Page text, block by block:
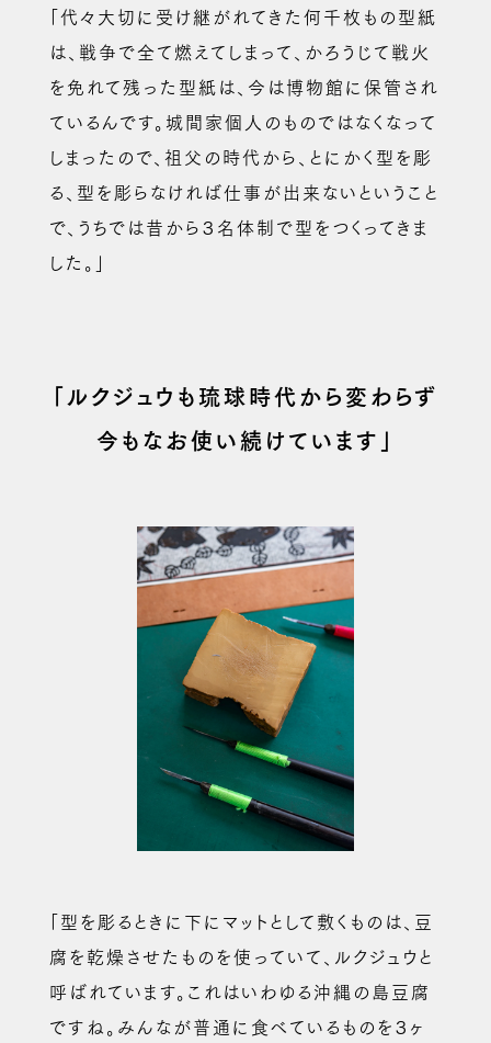
「代々大切に受け継がれてきた何千枚もの型紙
は、戦争で全て燃えてしまって、かろうじて戦火
を免れて残った型紙は、今は博物館に保管され
ているんです。城間家個人のものではなくなって
しまったので、祖父の時代から、とにかく型を彫
る、型を彫らなければ仕事が出来ないということ
で、うちでは昔から３名体制で型をつくってきま
した。」
「ルクジュウも琉球時代から変わらず
今もなお使い続けています」
「型を彫るときに下にマットとして敷くものは、豆
腐を乾燥させたものを使っていて、ルクジュウと
呼ばれています。これはいわゆる沖縄の島豆腐
ですね。みんなが普通に食べているものを３ヶ